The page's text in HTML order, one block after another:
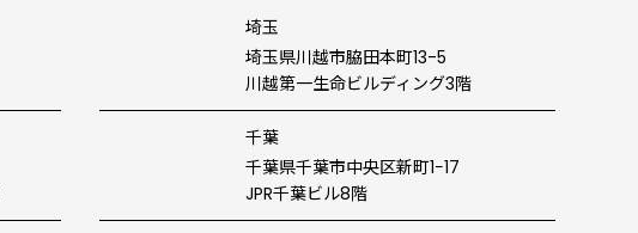
埼玉
埼玉県川越市脇田本町13-5
川越第一生命ビルディング3階
千葉
千葉県千葉市中央区新町1−17
JPR千葉ビル8階